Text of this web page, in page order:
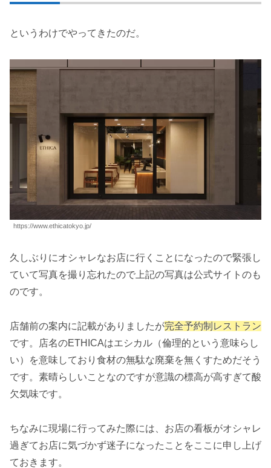
というわけでやってきたのだ。
https://www.ethicatokyo.jp/
久しぶりにオシャレなお店に行くことになったので緊張し
ていて写真を撮り忘れたので上記の写真は公式サイトのも
のです。
店舗前の案内に記載がありましたが完全予約制レストラン
です。店名のETHICAはエシカル（倫理的という意味らし
い）を意味しており食材の無駄な廃棄を無くすためだそう
です。素晴らしいことなのですが意識の標高が高すぎて酸
欠気味です。
ちなみに現場に行ってみた際には、お店の看板がオシャレ
過ぎてお店に気づかず迷子になったことをここに申し上げ
ておきます。